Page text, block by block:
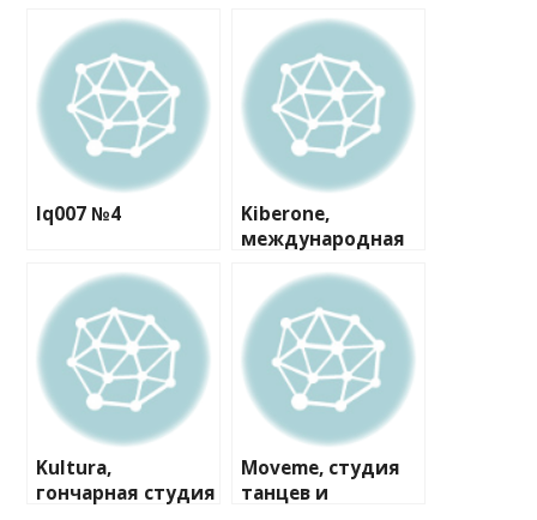
Iq007 №4
Kiberone,
международная
Kultura,
гончарная студия
Moveme, студия
танцев и